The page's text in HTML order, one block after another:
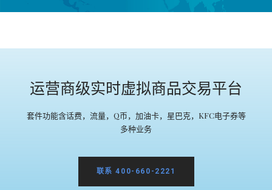
运营商级实时虚拟商品交易平台
套件功能含话费，流量，Q币，加油卡，星巴克，KFC电子券等
多种业务
联系 400-660-2221